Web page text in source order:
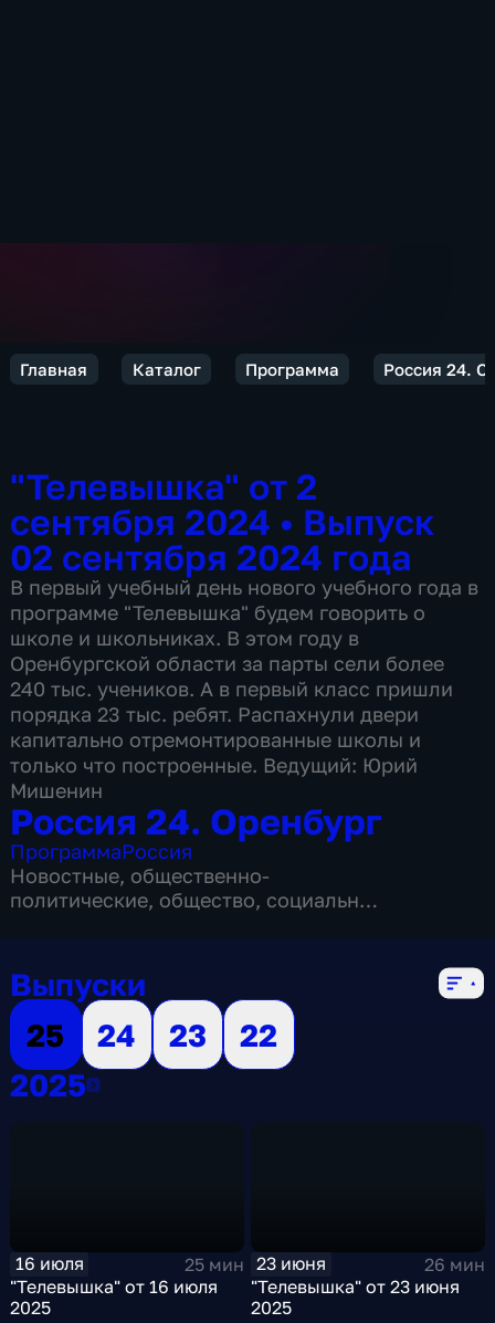
Главная Каталог Программа Россия 24.
"Телевышка" от 2
сентября 2024 • Выпуск
02 сентября 2024 года
В первый учебный день нового учебного года в
программе "Телевышка" будем говорить о
школе и школьниках. В этом году в
Оренбургской области за парты сели более
240 тыс. учеников. А в первый класс пришли
порядка 23 тыс. ребят. Распахнули двери
капитально отремонтированные школы и
только что построенные. Ведущий: Юрий
Мишенин
Россия 24. Оренбург
ПрограммаРоссия
Новостные, общественно-
политические, общество, социально-
Выпуски
25
24 23
22
20252025
16 июля
25 мин
"Телевышка" от 16 июля
2025
23 июня
26 мин
"Телевышка" от 23 июня
2025